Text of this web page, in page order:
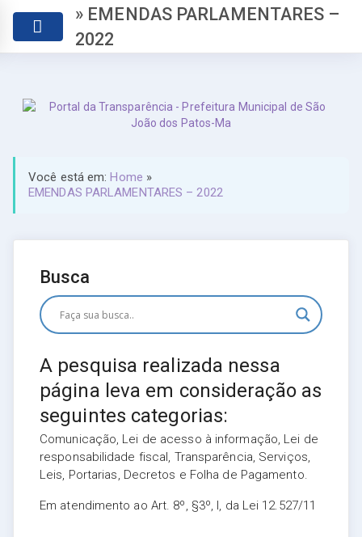
» EMENDAS PARLAMENTARES –
2022
Você está em:Home »
EMENDAS PARLAMENTARES – 2022
Busca
A pesquisa realizada nessa
página leva em consideração as
seguintes categorias:
Comunicação, Lei de acesso à informação, Lei de
responsabilidade fiscal, Transparência, Serviços,
Leis, Portarias, Decretos e Folha de Pagamento.
Em atendimento ao Art. 8º, §3º, I, da Lei 12.527/11